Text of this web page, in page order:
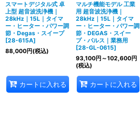
スマートデジタル式 卓
上型 超音波洗浄機｜
28kHz｜15L｜タイマ
ー・ヒーター・パワー調
節・Degas・スイープ
[28-615A]
88,000円(税込)
カートに入れる
マルチ機能モデル 工業
用 超音波洗浄機｜
28kHz｜15L｜タイマ
ー・ヒーター・パワー調
節・DEGAS・スイー
プ・パルス｜業務用
[28-GL-0615]
93,100円 ～102,600円
(税込)
カートに入れる